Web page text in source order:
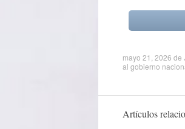
mayo 21, 2026 de
al gobierno
Artículos